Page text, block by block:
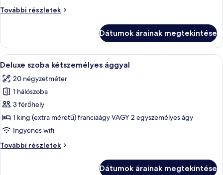
kétszemélyes
További részletek
Classic
további
részletei
Dátumok árainak megtekintése
A
következő
szoba
összes
képének
megtekintése:
Deluxe
kétszemélyes
Egy modern szállodai szoba,
4
Deluxe szoba kétszemélyes ággyal
20 négyzetméter
1 hálószoba
3 férőhely
1 king (extra méretű) franciaágy VAGY 2 egyszemélyes ágy
Ingyenes wifi
További részletek
Deluxe
Dátumok árainak megtekintése